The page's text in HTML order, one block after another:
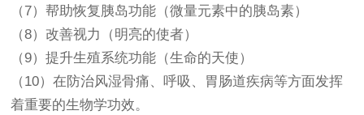
（7）帮助恢复胰岛功能（微量元素中的胰岛素）
（8）改善视力（明亮的使者）
（9）提升生殖系统功能（生命的天使）
（10）在防治风湿骨痛、呼吸、胃肠道疾病等方面发挥
着重要的生物学功效。